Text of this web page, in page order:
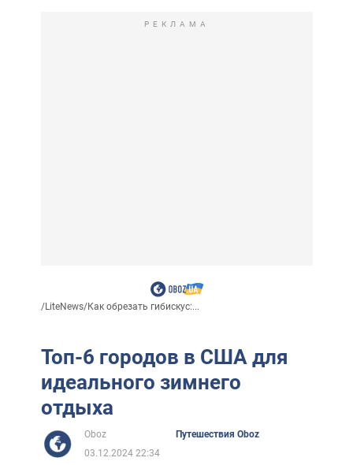
РЕКЛАМА
/LiteNews/Как обрезать гибискус:...
Топ-6 городов в США для
идеального зимнего
отдыха
Oboz
Путешествия Oboz
03.12.2024 22:34